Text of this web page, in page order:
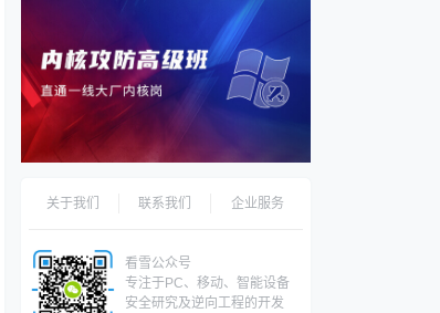
关于我们 联系我们 企业服务
看雪公众号
专注于PC、移动、智能设备
安全研究及逆向工程的开发